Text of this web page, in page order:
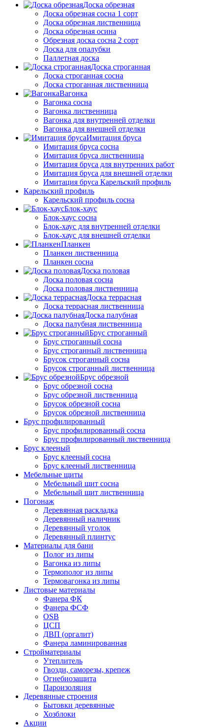
Доска обрезная
Доска обрезная сосна 1 сорт
Доска обрезная лиственница
Доска обрезная осина
Обрезная доска сосна 2 сорт
Доска для опалубки
Паллетная доска
Доска строганная
Доска строганная сосна
Доска строганная лиственница
Вагонка
Вагонка сосна
Вагонка лиственница
Вагонка для внутренней отделки
Вагонка для внешней отделки
Имитация бруса
Имитация бруса сосна
Имитация бруса лиственница
Имитация бруса для внутренних работ
Имитация бруса для внешней отделки
Имитация бруса Карельский профиль
Карельский профиль
Карельский профиль сосна
Блок-хаус
Блок-хаус сосна
Блок-хаус для внутренней отделки
Блок-хаус для внешней отделки
Планкен
Планкен лиственница
Планкен сосна
Доска половая
Доска половая сосна
Доска половая лиственница
Доска террасная
Доска террасная лиственница
Доска палубная
Доска палубная лиственница
Брус строганный
Брус строганный сосна
Брус строганный лиственница
Брусок строганный сосна
Брусок строганный лиственница
Брус обрезной
Брус обрезной сосна
Брус обрезной лиственница
Брусок обрезной сосна
Брусок обрезной лиственница
Брус профилированный
Брус профилированный сосна
Брус профилированный лиственница
Брус клееный
Брус клееный сосна
Брус клееный лиственница
Мебельные щиты
Мебельный щит сосна
Мебельный щит лиственница
Погонаж
Деревянная раскладка
Деревянный наличник
Деревянный уголок
Деревянный плинтус
Материалы для бани
Полог из липы
Вагонка из липы
Термополог из липы
Термовагонка из липы
Листовые материалы
Фанера ФК
Фанера ФСФ
OSB
ЦСП
ДВП (оргалит)
Фанера ламинированная
Стройматериалы
Утеплитель
Гвозди, саморезы, крепеж
Огнебиозащита
Пароизоляция
Деревянные строения
Бытовки деревянные
Хозблоки
Акции